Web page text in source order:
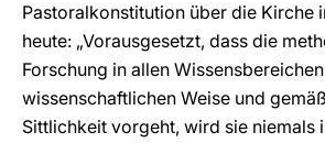
Pastoralkonstitution über die Kirche
heute: „Vorausgesetzt, dass die
Forschung in allen
wissenschaftlichen Weise und
Sittlichkeit vorgeht, wird sie niemals